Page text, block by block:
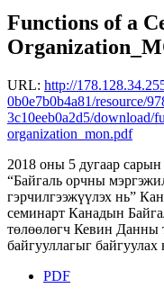
Functions of a
URL: http://
0b0e7b0b4a81/resource/
3c10eeb0a2d5/download/
organization_mon.pdf
2018 оны 5 дугаар
“Байгаль орчны
гэрчилгээжүүлэх нь”
семинарт Канадын
төлөөлөгч Кевин Данны
байгууллагыг
PDF